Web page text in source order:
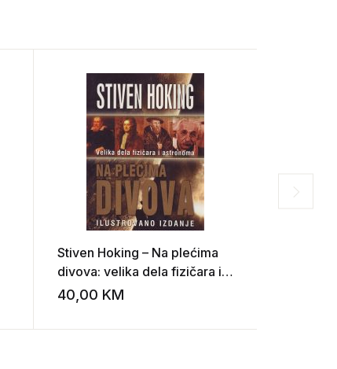
Add to wishlist
Stiven Hoking – Na plećima
divova: velika dela fizičara i
astronoma (ilustrovano
40,00 KM